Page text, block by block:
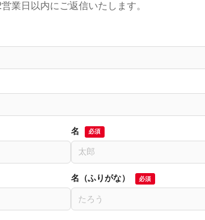
世のため人のため「ソーシャル
度 S認証」を取得！
営業日以内にご返信いたします。
名 必須
名（ふりがな） 必須